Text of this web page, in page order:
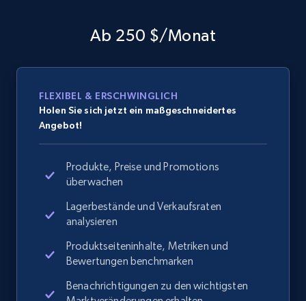
Ab 250 $/Monat
FLEXIBEL & ERSCHWINGLICH
Holen Sie sich jetzt ein maßgeschneidertes
Angebot!
Produkte, Preise und Promotions
überwachen
Lagerbestände und Verkaufsraten
analysieren
Produktseiteninhalte, Metriken und
Bewertungen benchmarken
Benachrichtigungen zu den wichtigsten